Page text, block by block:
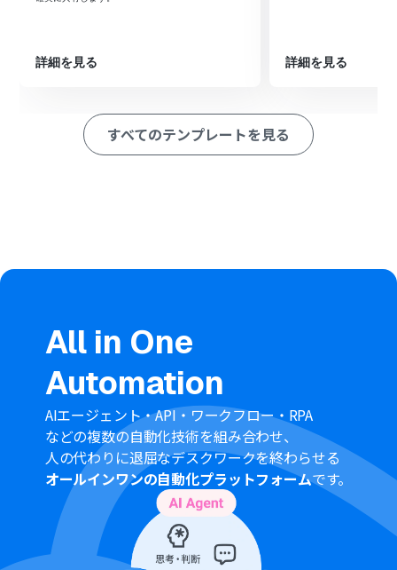
加する」アクションを設定します。
■このワークフローのカスタムポイント
Salesforceにレコードが存在するかどうかを判断するた
ecforceとSalesforceのそれぞれとYoomを連携してくだ
ラン・ミニプランの場合は設定しているフローボットの
オペレーションやデータコネクトはエラーとなりますの
で、ご注意ください。
チームプランやサクセスプランなどの有料プランは、2週
間の無料トライアルを行うことが可能です。無料トライア
ル中には制限対象のアプリを使用することができます。
分岐はミニプラン以上のプランでご利用いただける機能
（オペレーション）となっております。フリープランの場
合は設定しているフローボットのオペレーションはエラ
ーとなりますので、ご注意ください。
ミニプランなどの有料プランは、2週間の無料トライアル
を行うことが可能です。無料トライアル中には制限対象の
アプリや機能（オペレーション）を使用することができ
詳細を見る 詳細を見る
すべてのテンプレートを見る
All in One
Automation
AIエージェント・API・ワークフロー・RPA
などの複数の自動化技術を組み合わせ、
人の代わりに退屈なデスクワークを終わらせる
オールインワンの自動化プラットフォームです。